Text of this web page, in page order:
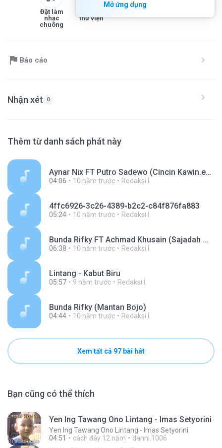
Mở ứng dụng
Đặt làm
nhạc
chuông
thư viện
Báo cáo
Nhận xét 0
Thêm từ danh sách phát này
Aynar Nix FT Putro Sadewo (Cincin Kawin.edit)
04:06 10 năm trước Redaksi I.
4ffc6926-3c26-4389-b2c2-c84f876fa883
05:24 10 năm trước Redaksi I.
Bunda Rifky FT Achmad Khusain (Sajadah Merah).mp3
06:38 10 năm trước Redaksi I.
Lintang - Kabut Biru
05:57 9 năm trước Redaksi I.
Bunda Rifky (Mantan Bojo)
04:44 10 năm trước Redaksi I.
Xem tất cả 97 bài hát
Bạn cũng có thể thích
Yen Ing Tawang Ono Lintang - Imas Setyorini
Yen Ing Tawang Ono Lintang - Imas Setyorini
04:51
cách đây 12 năm danni.1006